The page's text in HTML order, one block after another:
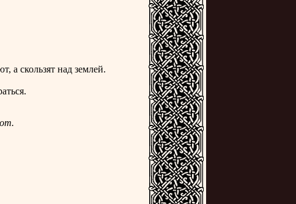
а скользят над землей.